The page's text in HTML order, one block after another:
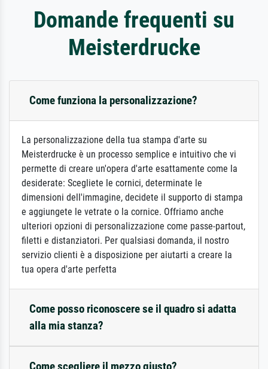
Domande frequenti su
Meisterdrucke
Come funziona la personalizzazione?
La personalizzazione della tua stampa d'arte su
Meisterdrucke è un processo semplice e intuitivo che vi
permette di creare un'opera d'arte esattamente come la
desiderate: Scegliete le cornici, determinate le
dimensioni dell'immagine, decidete il supporto di stampa
e aggiungete le vetrate o la cornice. Offriamo anche
ulteriori opzioni di personalizzazione come passe-partout,
filetti e distanziatori. Per qualsiasi domanda, il nostro
servizio clienti è a disposizione per aiutarti a creare la
tua opera d'arte perfetta
Come posso riconoscere se il quadro si adatta
alla mia stanza?
Come scegliere il mezzo giusto?